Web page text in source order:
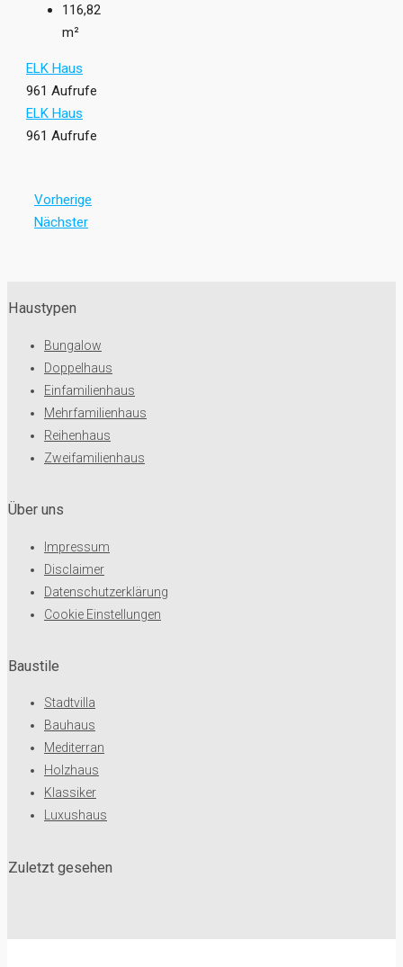
116,82
m²
ELK Haus
961 Aufrufe
ELK Haus
961 Aufrufe
Vorherige
Nächster
Haustypen
Bungalow
Doppelhaus
Einfamilienhaus
Mehrfamilienhaus
Reihenhaus
Zweifamilienhaus
Baustile
Stadtvilla
Bauhaus
Mediterran
Holzhaus
Klassiker
Luxushaus
Über uns
Impressum
Disclaimer
Datenschutzerklärung
Cookie Einstellungen
Zuletzt gesehen